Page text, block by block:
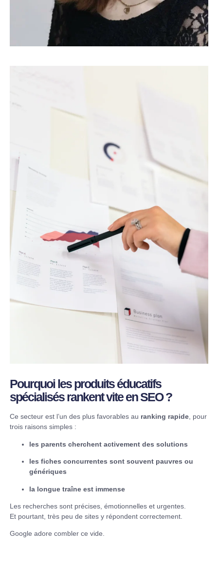
Pourquoi les produits éducatifs
spécialisés rankent vite en SEO ?
Ce secteur est l’un des plus favorables au ranking rapide, pour
trois raisons simples :
les parents cherchent activement des solutions
les fiches concurrentes sont souvent pauvres ou
génériques
la longue traîne est immense
Les recherches sont précises, émotionnelles et urgentes.
Et pourtant, très peu de sites y répondent correctement.
Google adore combler ce vide.